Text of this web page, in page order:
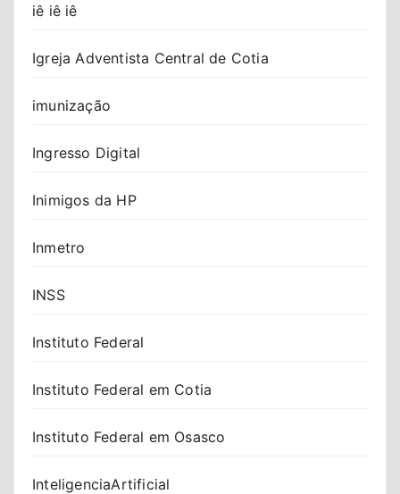
iê iê iê
Igreja Adventista Central de Cotia
imunização
Ingresso Digital
Inimigos da HP
Inmetro
INSS
Instituto Federal
Instituto Federal em Cotia
Instituto Federal em Osasco
InteligenciaArtificial